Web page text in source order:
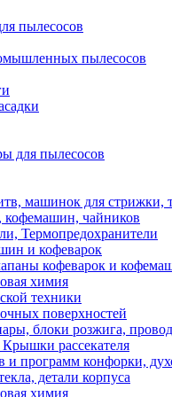
пылесосов
пылесосов
для пылесосов
машинок для стрижки,
кофемашин, чайников
Термопредохранители
и кофеварок
кофеварок и
химия
техники
поверхностей
блоки розжига,
рассекателя
и программ конфорки,
детали корпуса
химия